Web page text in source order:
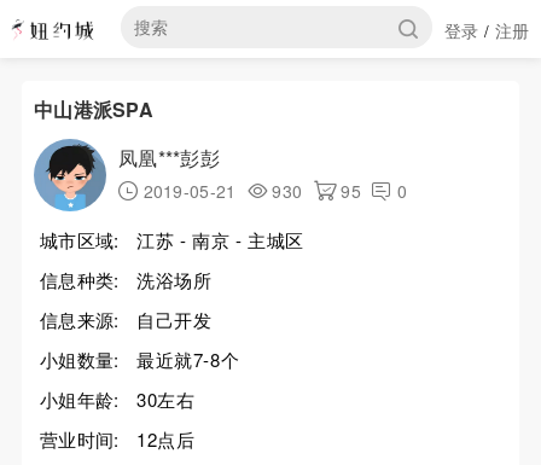
登录 / 注册
中山港派SPA
凤凰***彭彭
2019-05-21 930 95 0
城市区域:
江苏 - 南京 - 主城区
信息种类:
洗浴场所
信息来源:
自己开发
小姐数量:
最近就7-8个
小姐年龄:
30左右
营业时间:
12点后